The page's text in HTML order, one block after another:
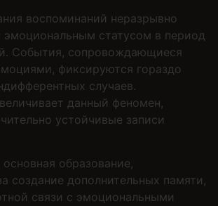
воспоминаний неразрывно
эмоциональным статусом в период
События, сопровождающиеся
фиксируются гораздо
случаев.
данный феномен,
устойчивые записи
образование,
создание дополнительных памяти,
связи с эмоциональными